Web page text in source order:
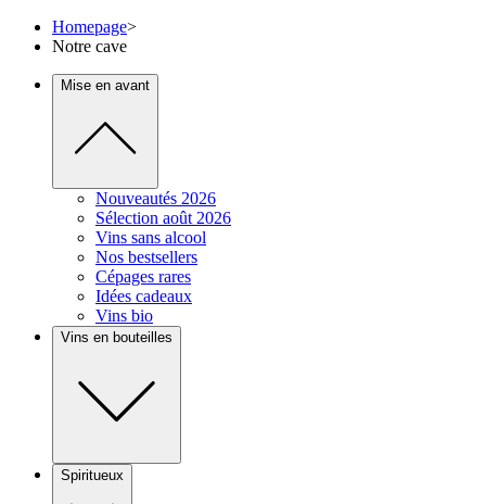
Homepage>
Notre cave
Mise en avant
Nouveautés 2026
Sélection août 2026
Vins sans alcool
Nos bestsellers
Cépages rares
Idées cadeaux
Vins bio
Vins en bouteilles
Spiritueux